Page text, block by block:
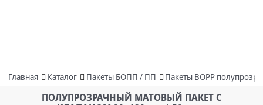
Главная Каталог Пакеты БОПП / ПП Пакеты BOPP
ПОЛУПРОЗРАЧНЫЙ МАТОВЫЙ ПАКЕТ С